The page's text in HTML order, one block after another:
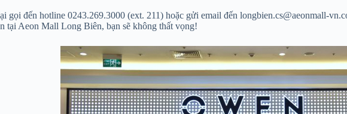
gọi đến hotline 0243.269.3000 (ext. 211) hoặc gửi email đến longbien.cs@aeonmall-
tại Aeon Mall Long Biên, bạn sẽ không thất vọng!